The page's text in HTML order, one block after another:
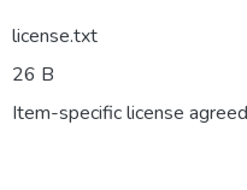
license.txt
26 B
Item-specific license